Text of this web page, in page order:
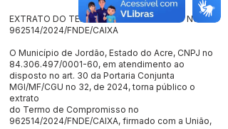
EXTRATO DO TERMO DE COMPROMISSO No
962514/2024/FNDE/CAIXA
O Município de Jordão, Estado do Acre, CNPJ no
84.306.497/0001-60, em atendimento ao
disposto no art. 30 da Portaria Conjunta
MGI/MF/CGU no 32, de 2024, torna público o
extrato
do Termo de Compromisso no
962514/2024/FNDE/CAIXA, firmado com a União,